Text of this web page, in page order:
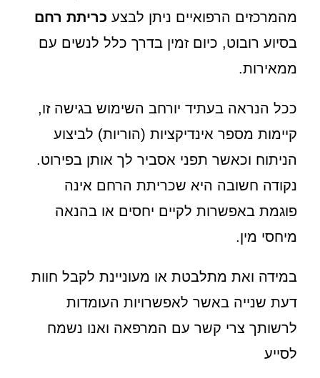
מהמרכזים הרפואיים ניתן לבצע כריתת רחם
בסיוע רובוט, כיום זמין בדרך כלל לנשים עם
ממאירות.
ככל הנראה בעתיד יורחב השימוש בגישה זו,
קיימות מספר אינדיקציות (הוריות) לביצוע
הניתוח וכאשר תפני אסביר לך אותן בפירוט.
נקודה חשובה היא שכריתת הרחם אינה
פוגמת באפשרות לקיים יחסים או בהנאה
מיחסי מין.
במידה ואת מתלבטת או מעוניינת לקבל חוות
דעת שנייה באשר לאפשרויות העומדות
לרשותך צרי קשר עם המרפאה ואנו נשמח
לסייע